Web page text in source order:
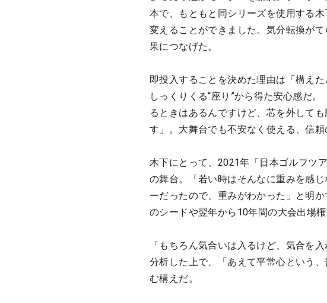
本で、もともと同シリーズを使用する
変えることができました。気分転換が
果につなげた。
即投入することを決めた理由は「構え
しっくりくる“座り”から得た安心感だ
るときはあるんですけど、芯を外して
す」。大舞台でも不安なく使える、信頼
木下にとって、2021年「日本ゴルフツ
の舞台。「若い時はそんなに重みを感
ーだったので、重みがわかった」と明
のシードや翌年から10年間の大会出場権
「もちろん気合いは入るけど、気合を
分析した上で、「あえて平常心という
む構えだ。